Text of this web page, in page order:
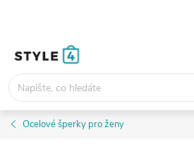
Ocelové šperky pro ženy